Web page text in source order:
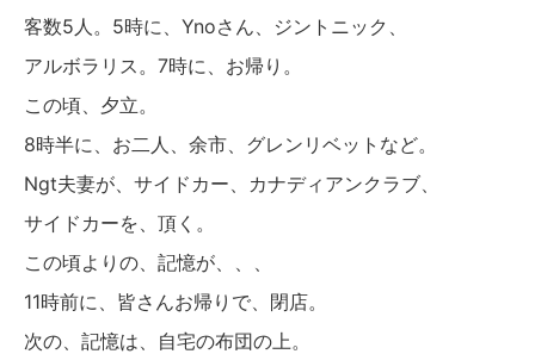
客数5人。5時に、Ynoさん、ジントニック、
アルボラリス。7時に、お帰り。
この頃、夕立。
8時半に、お二人、余市、グレンリベットなど。
Ngt夫妻が、サイドカー、カナディアンクラブ、
サイドカーを、頂く。
この頃よりの、記憶が、、、
11時前に、皆さんお帰りで、閉店。
次の、記憶は、自宅の布団の上。